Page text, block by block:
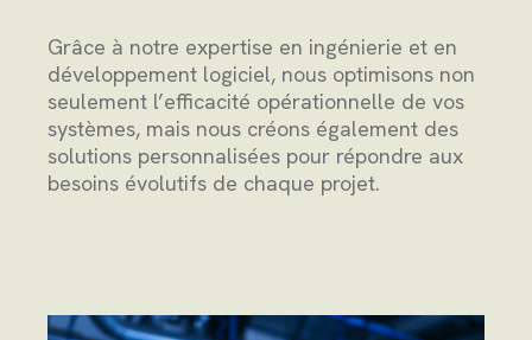
Grâce à notre expertise en ingénierie et en
développement logiciel, nous optimisons non
seulement l’efficacité opérationnelle de vos
systèmes, mais nous créons également des
solutions personnalisées pour répondre aux
besoins évolutifs de chaque projet.